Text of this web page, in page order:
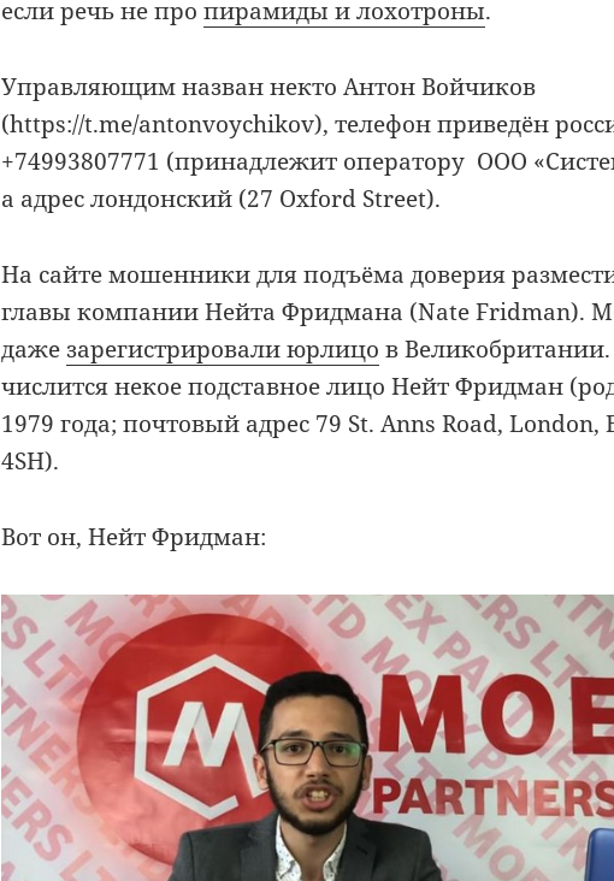
если речь не пропирамиды и лохотроны.
Управляющим назван некто Антон Войчиков
(https://t.me/antonvoychikov), телефон приведён
+74993807771 (принадлежит оператору ООО
а адрес лондонский (27 Oxford Street).
На сайте мошенники для подъёма доверия
главы компании Нейта Фридмана (Nate Fridman).
дажезарегистрировали юрлицо в
числится некое подставное лицо Нейт Фридман
1979 года; почтовый адрес 79 St. Anns Road, London,
4SH).
Вот он, Нейт Фридман: